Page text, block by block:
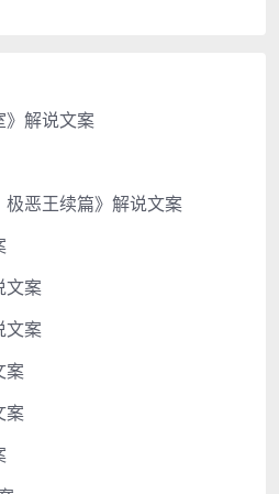
》解说文案
极恶王续篇》解说文案
文案
文案
案
案